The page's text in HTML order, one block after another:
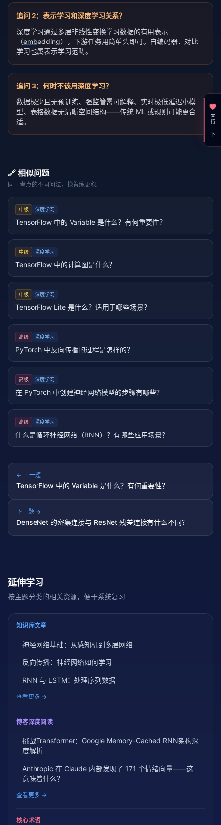
追问 2： 表示学习和深度学习关系？
深度学习通过多层非线性变换学习数据的有用表示
（embedding），下游任务用简单头即可。自编码器、 对比
学习也属表示学习范畴。
追问 3： 何时不该用深度学习？
数据极少且无预训练、强监管需可解释、实时极低延迟小模
型、表格数据无清晰空间结构——传统 ML 或规则可能更合
适。
🔗 相似问题
同一考点的不同问法，换着练更稳
中级 深度学习
TensorFlow 中的 Variable 是什么？有何重要性？
中级 深度学习
TensorFlow 中的计算图是什么？
中级 深度学习
TensorFlow Lite 是什么？适用于哪些场景？
高级 深度学习
PyTorch 中反向传播的过程是怎样的？
高级 深度学习
在 PyTorch 中创建神经网络模型的步骤有哪些？
高级 深度学习
什么是循环神经网络（RNN）？有哪些应用场景？
← 上一题
TensorFlow 中的 Variable 是什么？有何重要性？
下一题 →
DenseNet 的密集连接与 ResNet 残差连接有什么不同？
延伸学习
按主题分类的相关资源，便于系统复习
知识库文章
神经网络基础：从感知机到多层网络
反向传播：神经网络如何学习
RNN 与 LSTM：处理序列数据
查看更多 →
博客深度阅读
挑战Transformer：Google Memory-Cached RNN架构深
度解析
Anthropic 在 Claude 内部发现了 171 个情绪向量——这
意味着什么？
查看更多 →
核心术语
支持一下